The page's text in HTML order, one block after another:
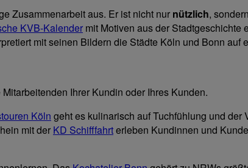
Zusammenarbeit aus. Er ist nicht nur nützlich,
KVB-Kalender mit Motiven aus der Stadtgeschichte
mit seinen Bildern die Städte Köln und Bonn auf
Ihrer Kundin oder Ihres Kunden.
Köln geht es kulinarisch auf Tuchfühlung und der
mit der KD Schifffahrterleben Kundinnen und